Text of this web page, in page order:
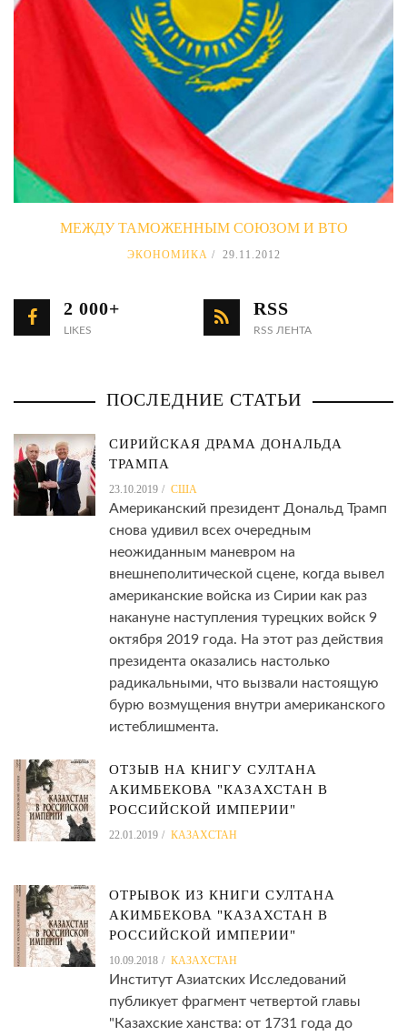
МЕЖДУ ТАМОЖЕННЫМ СОЮЗОМ И ВТО
ЭКОНОМИКА 29.11.2012
2 000+
LIKES
RSS
RSS ЛЕНТА
ПОСЛЕДНИЕ СТАТЬИ
СИРИЙСКАЯ ДРАМА ДОНАЛЬДА
ТРАМПА
23.10.2019 США
Американский президент Дональд Трамп
снова удивил всех очередным
неожиданным маневром на
внешнеполитической сцене, когда вывел
американские войска из Сирии как раз
накануне наступления турецких войск 9
октября 2019 года. На этот раз действия
президента оказались настолько
радикальными, что вызвали настоящую
бурю возмущения внутри американского
истеблишмента.
ОТЗЫВ НА КНИГУ СУЛТАНА
АКИМБЕКОВА "КАЗАХСТАН В
РОССИЙСКОЙ ИМПЕРИИ"
22.01.2019 КАЗАХСТАН
ОТРЫВОК ИЗ КНИГИ СУЛТАНА
АКИМБЕКОВА "КАЗАХСТАН В
РОССИЙСКОЙ ИМПЕРИИ"
10.09.2018 КАЗАХСТАН
Институт Азиатских Исследований
публикует фрагмент четвертой главы
"Казахские ханства: от 1731 года до